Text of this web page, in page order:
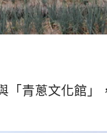
「青蔥文化館」